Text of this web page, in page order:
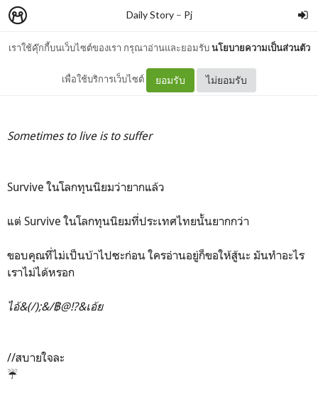
เราใช้คุ๊กกี้บนเว็บไซต์ของเรา กรุณาอ่านและยอมรับนโยบายความเป็นส่วนตัว
เพื่อใช้บริการเว็บไซต์ ยอมรับ ไม่ยอมรับ
Daily Story– Pj
Survive
Sometimes to live is to suffer
Survive ในโลกทุนนิยมว่ายากแล้ว
แต่ Survive ในโลกทุนนิยมที่ประเทศไทยนั้นยากกว่า
ขอบคุณที่ไม่เป็นบ้าไปซะก่อน ใครอ่านอยู่ก็ขอให้สู้นะ มันทำอะไร
เราไม่ได้หรอก
ไอ้&(/);&/฿@!?&เอ้ย
//สบายใจละ
☔️